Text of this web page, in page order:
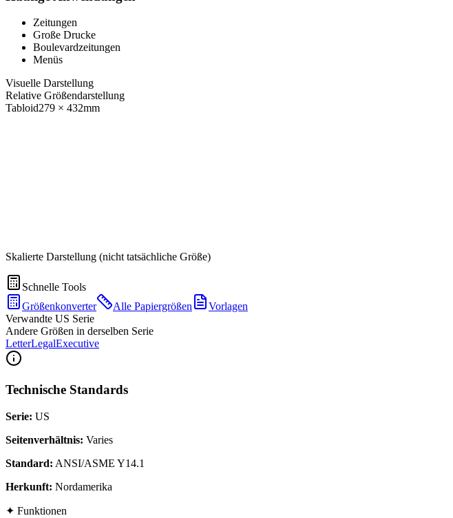
Zeitungen
Große Drucke
Boulevardzeitungen
Menüs
Visuelle Darstellung
Relative Größendarstellung
Tabloid279 × 432mm
Skalierte Darstellung (nicht tatsächliche Größe)
Schnelle Tools
Größenkonverter
Alle Papiergrößen
Vorlagen
Verwandte US Serie
Andere Größen in derselben Serie
LetterLegalExecutive
Technische Standards
Serie: US
Seitenverhältnis: Varies
Standard: ANSI/ASME Y14.1
Herkunft: Nordamerika
✦ Funktionen